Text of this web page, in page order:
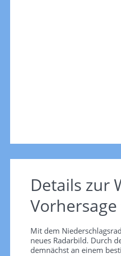
Details zur
Mit dem
neues Radarbild. Durch
demnächst an einem